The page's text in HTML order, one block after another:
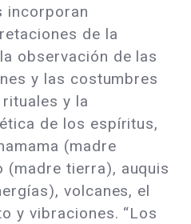
incorporan
de la
observación de las
y las costumbres
y la
de los espíritus,
(madre
(madre tierra), auquis
volcanes, el
y vibraciones. “Los